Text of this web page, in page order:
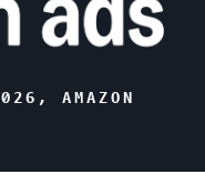
, AMAZON